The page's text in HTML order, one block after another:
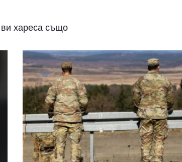
хареса също